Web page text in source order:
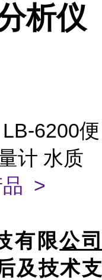
析仪
6200便
计 水质
品 >
有限公司
及技术支